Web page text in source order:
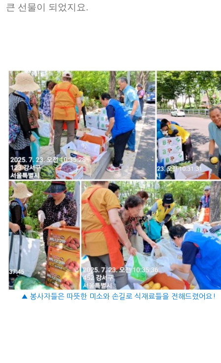
큰 선물이 되었지요.
▲ 봉사자들은 따뜻한 미소와 손길로 식재료들을 전해드렸어요!